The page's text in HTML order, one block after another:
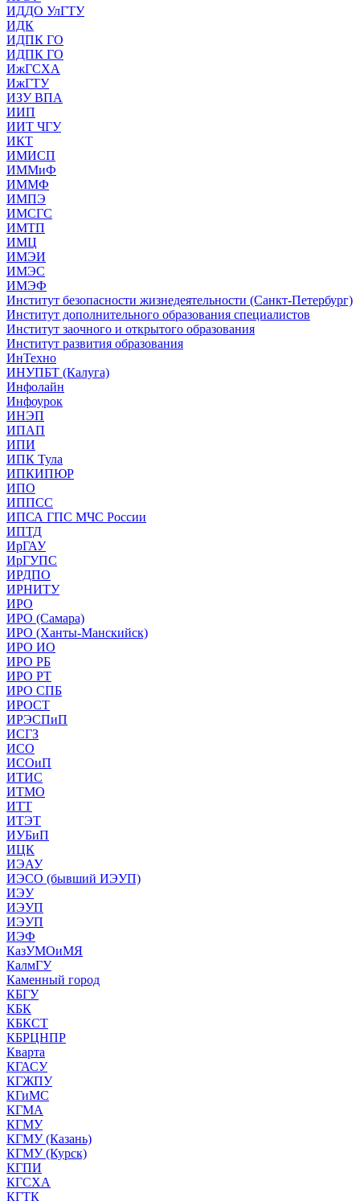
ИДДО УлГТУ
ИДК
ИДПК ГО
ИДПК ГО
ИжГСХА
ИжГТУ
ИЗУ ВПА
ИИП
ИИТ ЧГУ
ИКТ
ИМИСП
ИММиФ
ИММФ
ИМПЭ
ИМСГС
ИМТП
ИМЦ
ИМЭИ
ИМЭС
ИМЭФ
Институт безопасности жизнедеятельности (Санкт-Петербург)
Институт дополнительного образования специалистов
Институт заочного и открытого образования
Институт развития образования
ИнТехно
ИНУПБТ (Калуга)
Инфолайн
Инфоурок
ИНЭП
ИПАП
ИПИ
ИПК Тула
ИПКИПЮР
ИПО
ИППСС
ИПСА ГПС МЧС России
ИПТД
ИрГАУ
ИрГУПС
ИРДПО
ИРНИТУ
ИРО
ИРО (Самара)
ИРО (Ханты-Манскийск)
ИРО ИО
ИРО РБ
ИРО РТ
ИРО СПБ
ИРОСТ
ИРЭСПиП
ИСГЗ
ИСО
ИСОиП
ИТИС
ИТМО
ИТТ
ИТЭТ
ИУБиП
ИЦК
ИЭАУ
ИЭСО (бывший ИЭУП)
ИЭУ
ИЭУП
ИЭУП
ИЭФ
КазУМОиМЯ
КалмГУ
Каменный город
КБГУ
КБК
КБКСТ
КБРЦНПР
Кварта
КГАСУ
КГЖПУ
КГиМС
КГМА
КГМУ
КГМУ (Казань)
КГМУ (Курск)
КГПИ
КГСХА
КГТК